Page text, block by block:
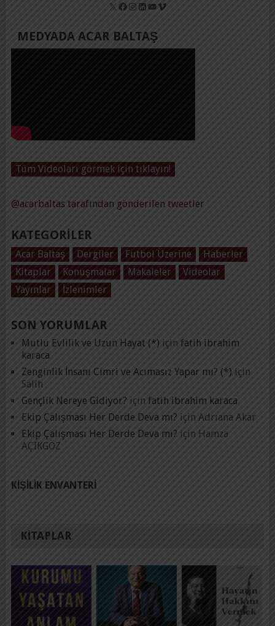
X Facebook
Instagram
LinkedIn
YouTube
Vimeo
MEDYADA ACAR BALTAŞ
Tüm Videoları görmek için tıklayın!
@acarbaltas tarafından gönderilen tweetler
KATEGORILER
Acar Baltaş Dergiler Futbol Üzerine
Haberler
Kitaplar
Konuşmalar Makaleler
Videolar
Yayınlar
İzlenimler
SON YORUMLAR
Mutlu Evlilik ve Uzun Hayat (*) için fatih ibrahim
karaca
Zenginlik İnsanı Cimri ve Acımasız Yapar mı? (*) için
Salih
Gençlik Nereye Gidiyor? için fatih ibrahim karaca
Ekip Çalışması Her Derde Deva mı? için Adrıana Akar
Ekip Çalışması Her Derde Deva mı? için Hamza
AÇIKGÖZ
KIŞILIK ENVANTERI
KITAPLAR